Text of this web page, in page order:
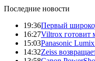
Последние новости
19:36Первый
16:27Viltrox готовит
15:03Panasonic
14:32Zeiss